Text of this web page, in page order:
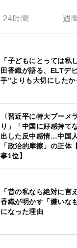
24時間 週
「子どもにとっては私
田香織が語る、ELTデ
手”よりも大切にしたか
〈習近平に特大ブーメ
り」「中国に好感持て
出した反中感情…中国
「政治的摩擦」の正体
事1位】
「昔の私なら絶対に言
香織が明かす「嫌いな
になった理由